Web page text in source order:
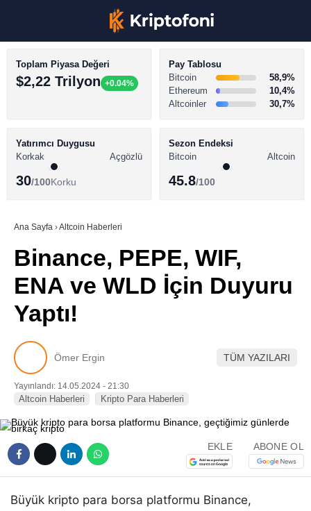
Youtube
TikTok
BİTCOİN HABERLERİ
ALTCOİN HABERLERİ
SÖZLÜK
Toplam Piyasa Değeri
$2,22 Trilyon +0.04%
Pay Tablosu
Bitcoin
58,9%
Ethereum
10,4%
Altcoinler
30,7%
Yatırımcı Duygusu
Korkak
Açgözlü
30/100Korku
Sezon Endeksi
Bitcoin
Altcoin
45.8/100
Ana Sayfa ›Altcoin Haberleri
Binance, PEPE, WIF,
ENA ve WLD İçin Duyuru
Yaptı!
Ömer Ergin TÜM YAZILARI
Yayınlandı: 14.05.2024 - 21:30
Altcoin Haberleri Kripto Para Haberleri
EKLE ABONE OL
Büyük kripto para borsa platformu Binance,